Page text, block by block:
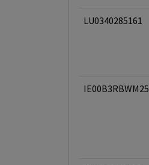
LU0340285161
IE00B3RBWM25